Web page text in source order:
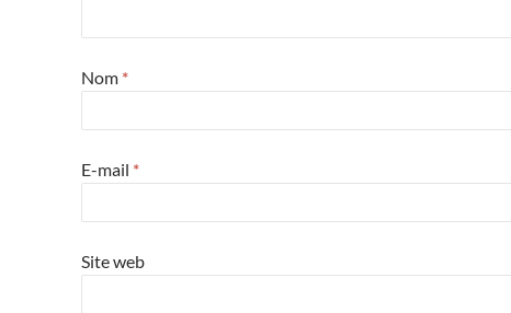
Nom *
E-mail *
Site web